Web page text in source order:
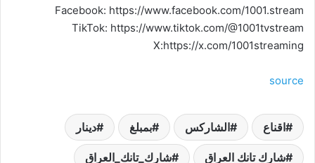
Facebook: https://www.facebook.com/1001.stream
TikTok: https://www.tiktok.com/@1001tvstream
X:https://x.com/1001streaming
source
اقناع الشاركس بمبلغ دينار
شارك تانك العراق شارك_تانك_العراق